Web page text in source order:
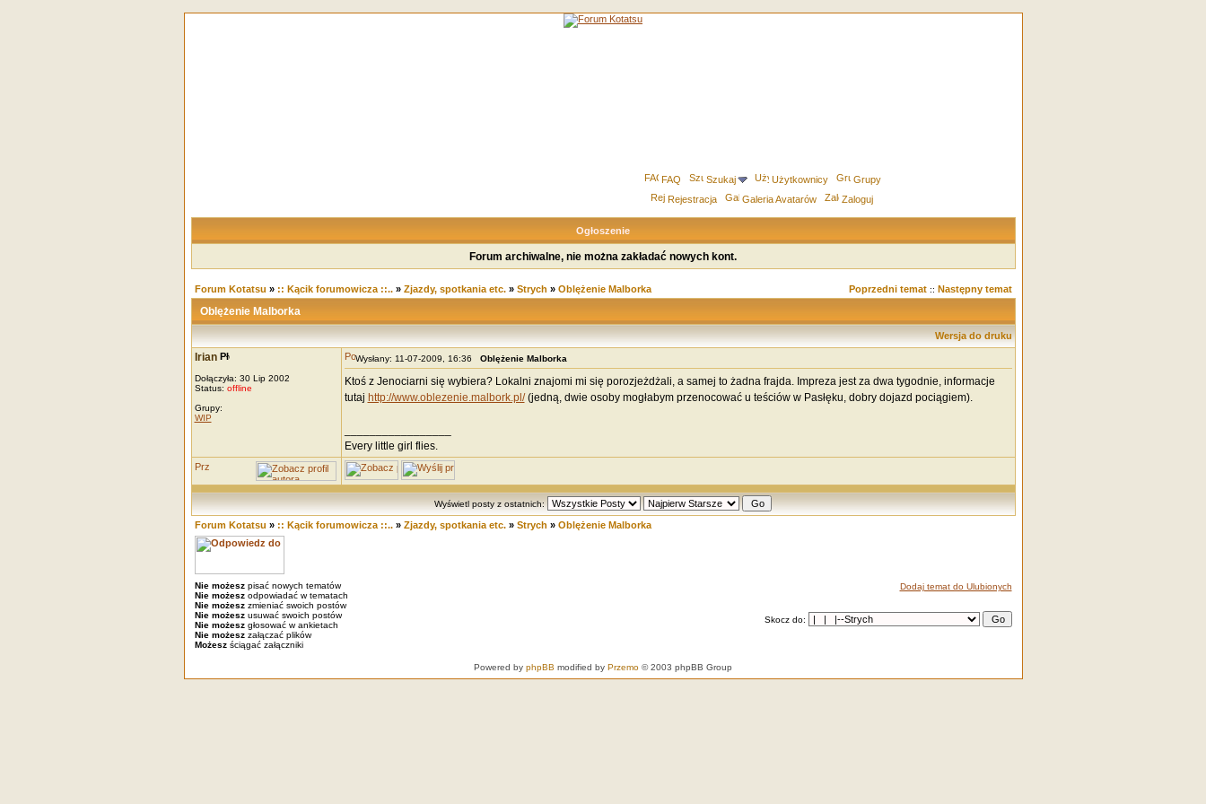
FAQ Szukaj Użytkownicy
Grupy
Rejestracja
Galeria Avatarów Zaloguj
Ogłoszenie
Forum archiwalne, nie można zakładać nowych kont.
Forum Kotatsu » :: Kącik forumowicza ::..» Zjazdy, spotkania etc.» Strych » Oblężenie Malborka Poprzedni temat:: Następny temat
Oblężenie Malborka
Wersja do druku
Irian
Dołączyła: 30 Lip 2002
Status: offline
Grupy:
WIP
Wysłany: 11-07-2009, 16:36 Oblężenie Malborka
Ktoś z Jenociarni się wybiera? Lokalni znajomi mi się porozjeżdżali, a samej to żadna frajda. Impreza jest za dwa tygodnie, informacje
tutaj http://www.oblezenie.malbork.pl/(jedną, dwie osoby mogłabym przenocować u teściów w Pasłęku, dobry dojazd pociągiem).
Every little girl flies.
Wyświetl posty z ostatnich:
Forum Kotatsu » :: Kącik forumowicza ::..» Zjazdy, spotkania etc.» Strych » Oblężenie Malborka
Nie możeszpisać nowych tematów
Nie możeszodpowiadać w tematach
Nie możeszzmieniać swoich postów
Nie możeszusuwać swoich postów
Nie możeszgłosować w ankietach
Nie możeszzałączać plików
Możeszściągać załączniki
Dodaj temat do Ulubionych
Skocz do:
Powered by phpBB modified by Przemo © 2003 phpBB Group